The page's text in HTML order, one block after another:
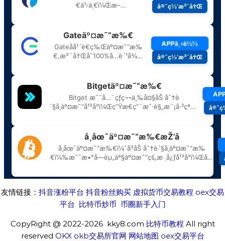
友情链接： 抖音涨粉平台 抖音粉丝购买 虚拟货币交易教程 oex交易
平台 比特币炒币 币圈新手入门
CopyRight @ 2022-2026 kky8.com 比特币教程 All right
reserved OKX okb交易所官网 网站地图 oex交易平台